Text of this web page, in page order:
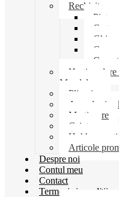
Rechizite
Creta
Harti
Mendeleev
Plicuri
Agende si
Martisoare
Caiete
Hobby creatie
Articole
Despre noi
Contul meu
Contact
Termeni si conditii